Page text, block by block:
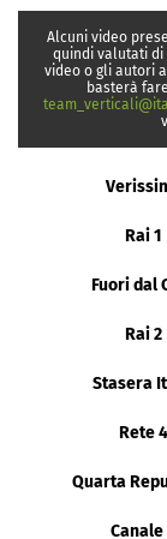
Alcuni video
quindi valutati di
video o gli autori
basterà
Rai 1
Fuori dal
Rai 2
Stasera
Rete 4
Quarta
Canale